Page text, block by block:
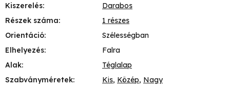
Kiszerelés:
Darabos
Részek száma:
1 részes
Orientáció:
Szélességban
Elhelyezés:
Falra
Alak:
Téglalap
Szabványméretek: Kis, Közép, Nagy